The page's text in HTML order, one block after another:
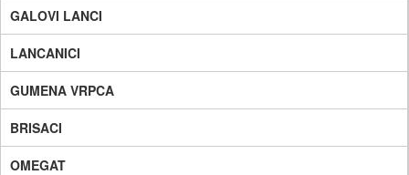
GALOVI LANCI
LANCANICI
GUMENA VRPCA
BRISACI
OMEGAT